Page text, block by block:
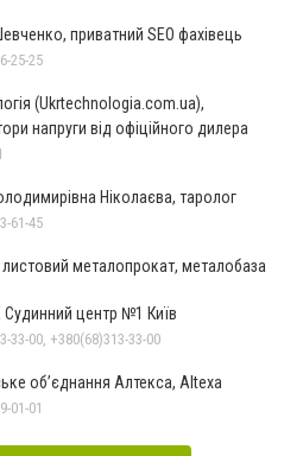
приватний SEO фахівець
25-25
(Ukrtechnologia.com.ua),
напруги від офіційного дилера
Ніколаєва, таролог
61-45
металопрокат, металобаза
Судинний центр №1 Київ
33-00, +380(68)313-33-00
об’єднання Алтекса, Altexa
01-01